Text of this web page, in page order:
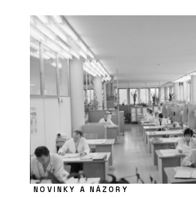
NOVINKY A NÁZORY